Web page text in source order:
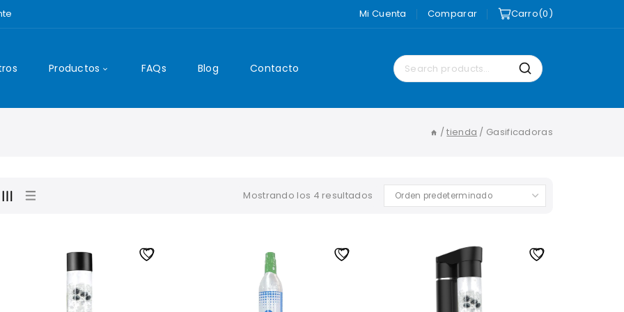
Mi Cuenta Comparar Carro 0
Productos FAQs Blog Contacto
Search
for:
Search
/tienda / Gasificadoras
Mostrando los 4 resultados